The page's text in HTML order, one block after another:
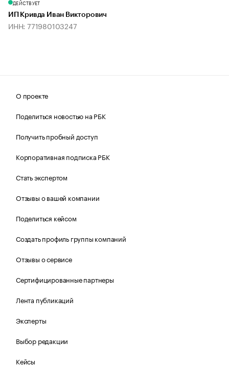
ДЕЙСТВУЕТ
ИП Кривда Иван Викторович
ИНН: 771980103247
О проекте
Поделиться новостью на РБК
Получить пробный доступ
Корпоративная подписка РБК
Стать экспертом
Отзывы о вашей компании
Поделиться кейсом
Создать профиль группы компаний
Отзывы о сервисе
Сертифицированные партнеры
Лента публикаций
Эксперты
Выбор редакции
Кейсы